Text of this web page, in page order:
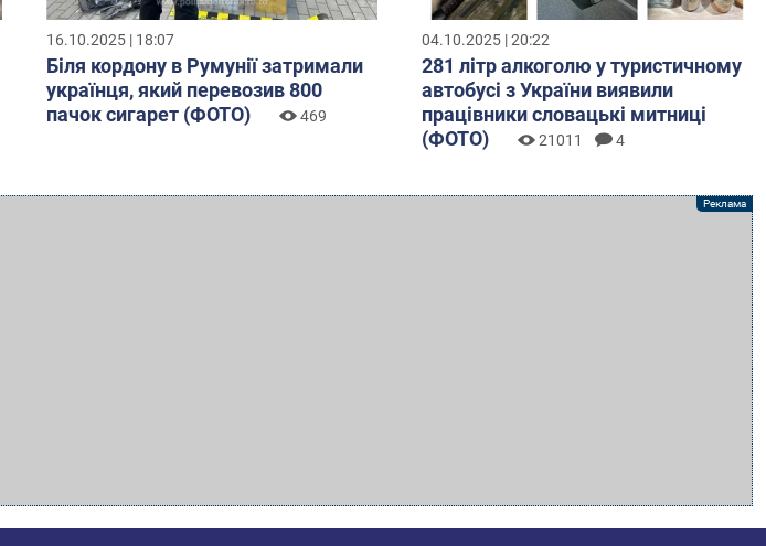
16.10.2025 | 18:07
Біля кордону в Румунії затримали
українця, який перевозив 800
пачок сигарет (ФОТО)
469
04.10.2025 | 20:22
281 літр алкоголю у туристичному
автобусі з України виявили
працівники словацькі митниці
(ФОТО)
21011 4